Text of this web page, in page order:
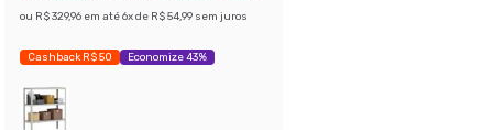
ou R$ 329,96 em até 6x de R$ 54,99 sem juros
Cashback R$ 50 Economize 43%